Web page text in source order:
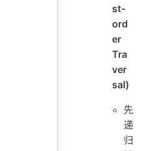
st-
ord
er
Tra
ver
sal)
先
递
归